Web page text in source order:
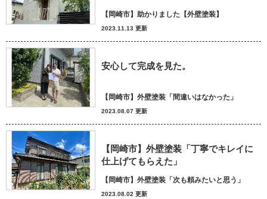
【岡崎市】助かりました【外壁塗装】
2023.11.13 更新
安心して完成を見た。
【岡崎市】外壁塗装「間違いはなかった」
2023.08.07 更新
【岡崎市】外壁塗装「丁寧でキレイに
仕上げてもらえた」
【岡崎市】外壁塗装「次も頼みたいと思う」
2023.08.02 更新